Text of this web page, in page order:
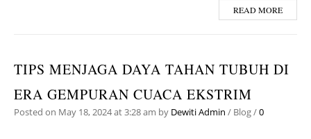
READ MORE
TIPS MENJAGA DAYA TAHAN TUBUH DI
ERA GEMPURAN CUACA EKSTRIM
Posted on May 18, 2024at 3:28 am by Dewiti Admin / Blog/0